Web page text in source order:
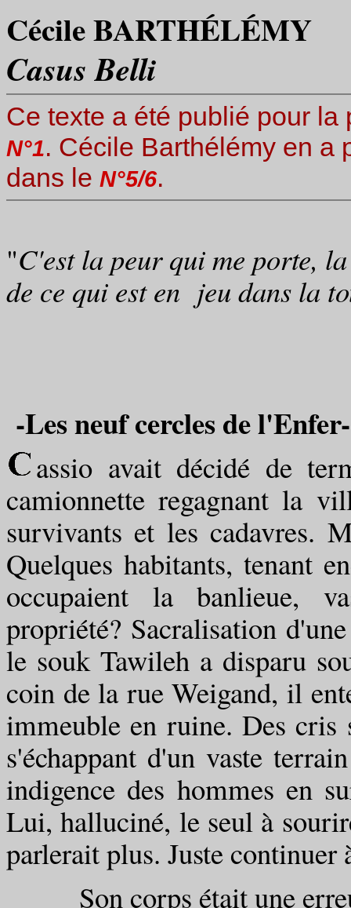
Cécile BARTHÉLÉMY
Casus Belli
Ce texte a été publié pour la
N°1. Cécile Barthélémy en a
dans le N°5/6.
"C'est la peur qui me porte,
de ce qui est en jeu dans la
-Les neuf cercles de l'Enfer-
assio avait décidé de
camionnette regagnant la
survivants et les cadavres.
Quelques habitants, tenant
occupaient la banlieue,
propriété? Sacralisation
le souk Tawileh a disparu
coin de la rue Weigand, il
immeuble en ruine. Des cris
s'échappant d'un vaste
indigence des hommes en
Lui, halluciné, le seul à
parlerait plus. Juste continuer
Son corps était une